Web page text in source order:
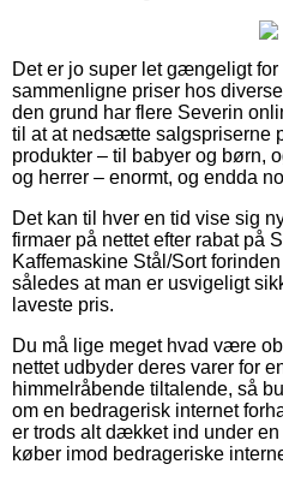
Det er jo super let gængeligt
sammenligne priser hos
den grund har flere Severin
til at at nedsætte salgspriserne
produkter – til babyer og børn,
og herrer – enormt, og endda
Det kan til hver en tid vise sig
firmaer på nettet efter rabat på
Kaffemaskine Stål/Sort
således at man er usvigeligt
laveste pris.
Du må lige meget hvad være
nettet udbyder deres varer for
himmelråbende tiltalende, så
om en bedragerisk internet
er trods alt dækket ind under
køber imod bedrageriske